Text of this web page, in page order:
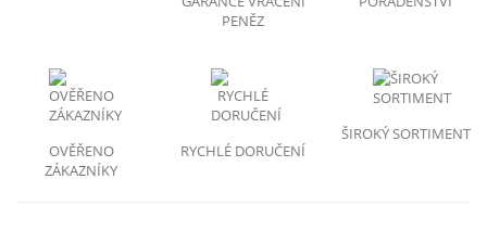
PENĚZ
OVĚŘENO
ZÁKAZNÍKY
RYCHLÉ DORUČENÍ
ŠIROKÝ SORTIMENT